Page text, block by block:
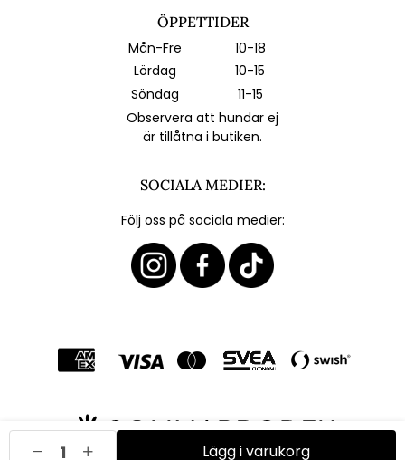
Lägg i varukorg
ÖPPETTIDER
Mån-Fre
10-18
Lördag
10-15
Söndag
11-15
Observera att hundar ej
är tillåtna i butiken.
SOCIALA MEDIER:
Följ oss på sociala medier: